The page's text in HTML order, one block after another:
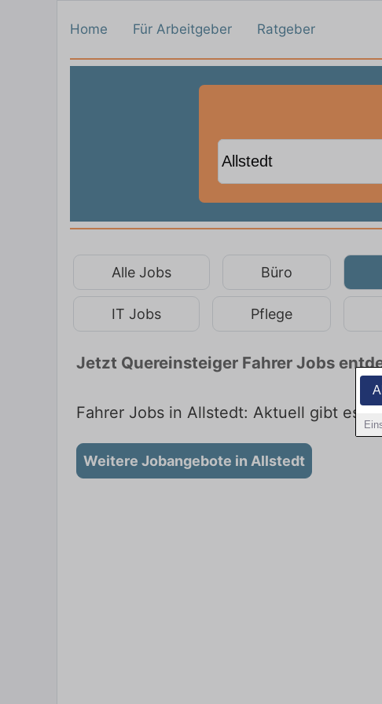
Home Für Arbeitgeber Ratgeber
Alle Jobs Büro
IT Jobs Pflege
Jetzt Quereinsteiger Fahrer Jobs
Fahrer Jobs in Allstedt: Aktuell gibt es
Weitere Jobangebote in Allstedt